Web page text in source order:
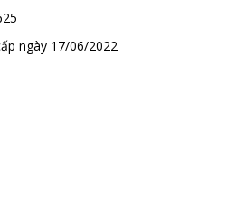
ngày 17/06/2022